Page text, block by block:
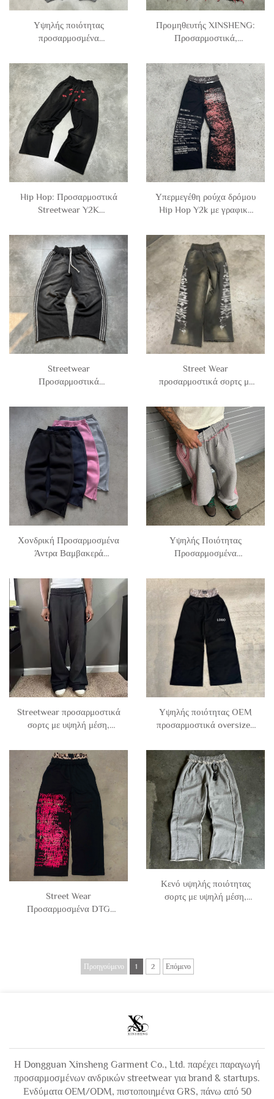
Υψηλής ποιότητας
προσαρμοσμένα
100% βαμβάκι, με
διαφορετικά χρώματα και
πατσάκια, από γαλλικό
τέρι, χαλαρά, για άνδρες
Προμηθευτής XINSHENG:
Προσαρμοστικά,
μονόχρωμα, ανδρογενή
παντελόνια jogger από
γαλλικό τερύλιο
βαμβακερό ύφασμα, με
ζιπέρ και ευρείας κοπής
παντελόνια, χαλαρά, για
άντρες
Hip Hop: Προσαρμοστικά
Streetwear Y2K
Λεγκ, Χοντρό Βαμβάκι,
Εκτυπωμένα,
Αποχρωματισμό Οξέος και
Διπλή Ζώνη Στη Μέση –
Ανδρικά
Υπερμεγέθη ρούχα δρόμου
Hip Hop Y2k με γραφική
τζόγκερ από γαλλικό τέρι
με ευρύ κάτω μέρος και
διπλή ζώνη, για άνδρες
Streetwear
Προσαρμοστικά
Άντρες Με Εκτύπωση
Ζέβρας και Πλευρικές
Ρίγες, 100% Βαμβάκι, Με
Επεξεργασία Οξέος, Ευρεία
Στην Κάτω Πλευρά,
Χαλαρά
Street Wear
προσαρμοστικά σορτς με
γαλλικό Terry, 100%
βαμβάκι, διακοσμημένα,
χαλαρά, φαρδιά πόδια,
ξεβγασμένα από τον ήλιο,
με οξικό ξέβγασμα, σορτς
τζόγκινγκ
Χονδρική Προσαρμοσμένα
Άντρα Βαμβακερά
Βασικά Νεοπρέν Ανοιχτό
Πόδι Με Ζιπ Άβαφα
Παντελόνια Τζόγκινγκ
Άντρας
Υψηλής Ποιότητας
Προσαρμοσμένα
Τέρι Βαμβακερά Πλαϊνά
Φαρδιά Ελαστικά
Παντελόνια Τζόγκινγκ
Streetwear προσαρμοστικά
σορτς με υψηλή μέση,
διακοσμημένα, χαλαρά,
ευθεία, φαρδιά πόδια, κενό,
με οξικό ξέβγασμα σορτς
Υψηλής ποιότητας OEM
προσαρμοστικά oversized
βαμβάκι, χαλαρά, φαρδιά
πόδια, σορτς τζόγκινγκ για
άνδρες, σορτς με διπλή
υψηλή μέση για άνδρες
Street Wear
Προσαρμοσμένα DTG
Κενό υψηλής ποιότητας
σορτς με υψηλή μέση,
άνδρες
Προηγούμενο 1 2 Επόμενο
Η Dongguan Xinsheng Garment Co., Ltd. παρέχει παραγωγή
προσαρμοσμένων ανδρικών streetwear για brand & startups.
Ενδύματα OEM/ODM, πιστοποιημένα GRS, πάνω από 50